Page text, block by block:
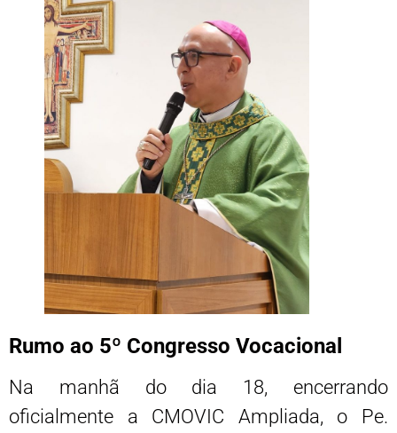
Rumo ao 5º Congresso Vocacional
Na manhã do dia 18, encerrando
oficialmente a CMOVIC Ampliada, o Pe.